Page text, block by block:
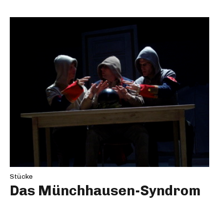
Stücke
Das Münchhausen-Syndrom